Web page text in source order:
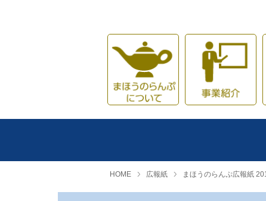
まほうのらんぷについて
HOME 広報紙 まほうのらんぷ広報紙